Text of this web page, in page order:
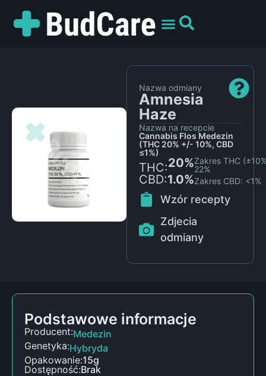
Nazwa odmiany
Amnesia
Haze
Nazwa na recepcie
Cannabis Flos Medezin
(THC 20% +/- 10%, CBD
≤1%)
THC:20%Zakres THC
22%
CBD:1.0%Zakres CBD: <1%
Wzór recepty
Zdjecia
odmiany
Podstawowe informacje
Producent:Medezin
Genetyka:Hybryda
Opakowanie:15g
Dostępność:Brak